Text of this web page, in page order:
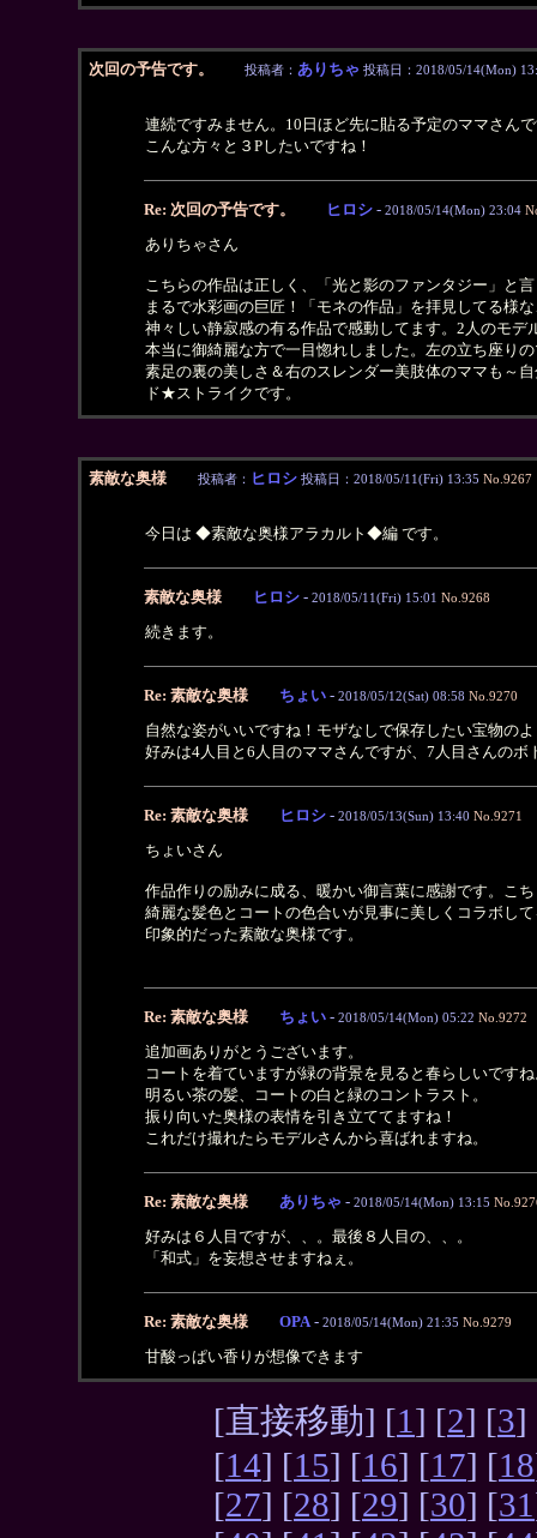
次回の予告です。 投稿者： ありちゃ 投稿日：2018/05/14(Mon)
連続ですみません。10日ほど先に貼る予定のママさん
こんな方々と３Pしたいですね！
Re: 次回の予告です。 ヒロシ - 2018/05/14(Mon) 23:04
ありちゃさん
こちらの作品は正しく、「光と影のファンタジー」と
まるで水彩画の巨匠！「モネの作品」を拝見してる様
神々しい静寂感の有る作品で感動してます。2人のモデ
本当に御綺麗な方で一目惚れしました。左の立ち座り
素足の裏の美しさ＆右のスレンダー美肢体のママも～
ド★ストライクです。
素敵な奥様 投稿者： ヒロシ 投稿日：2018/05/11(Fri) 13:35 No.9267
今日は ◆素敵な奥様アラカルト◆編 です。
素敵な奥様 ヒロシ - 2018/05/11(Fri) 15:01 No.9268
続きます。
Re: 素敵な奥様 ちょい - 2018/05/12(Sat) 08:58 No.9270
自然な姿がいいですね！モザなしで保存したい宝物の
好みは4人目と6人目のママさんですが、7人目さんの
Re: 素敵な奥様 ヒロシ - 2018/05/13(Sun) 13:40 No.9271
ちょいさん
作品作りの励みに成る、暖かい御言葉に感謝です。こ
綺麗な髪色とコートの色合いが見事に美しくコラボし
印象的だった素敵な奥様です。
Re: 素敵な奥様 ちょい - 2018/05/14(Mon) 05:22 No.9272
追加画ありがとうございます。
コートを着ていますが緑の背景を見ると春らしいです
明るい茶の髪、コートの白と緑のコントラスト。
振り向いた奥様の表情を引き立ててますね！
これだけ撮れたらモデルさんから喜ばれますね。
Re: 素敵な奥様 ありちゃ - 2018/05/14(Mon) 13:15
好みは６人目ですが、、。最後８人目の、、。
「和式」を妄想させますねぇ。
Re: 素敵な奥様 OPA - 2018/05/14(Mon) 21:35 No.9279
甘酸っぱい香りが想像できます
[直接移動] [1 ] [2] [3]
[14] [15] [16] [17] [18
[27] [28] [29] [30] [31